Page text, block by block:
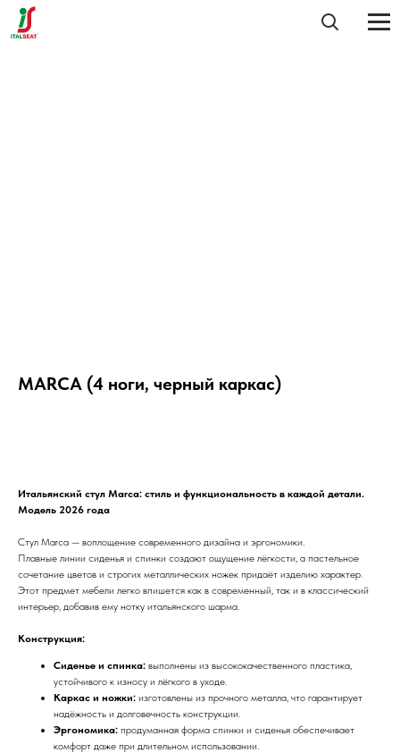
MARCA (4 ноги, черный каркас)
Итальянский стул Marca: стиль и функциональность в каждой детали.
Модель 2026 года
Стул Marca — воплощение современного дизайна и эргономики.
Плавные линии сиденья и спинки создают ощущение лёгкости, а пастельное
сочетание цветов и строгих металлических ножек придаёт изделию характер.
Этот предмет мебели легко впишется как в современный, так и в классический
интерьер, добавив ему нотку итальянского шарма.
Конструкция:
Сиденье и спинка: выполнены из высококачественного пластика,
устойчивого к износу и лёгкого в уходе.
Каркас и ножки: изготовлены из прочного металла, что гарантирует
надёжность и долговечность конструкции.
Эргономика: продуманная форма спинки и сиденья обеспечивает
комфорт даже при длительном использовании.